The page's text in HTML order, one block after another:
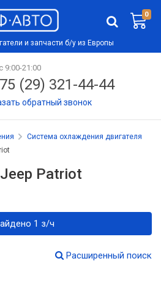
0
и запчасти б/у из Европы
9:00-21:00
(29) 321-44-44
обратный звонок
Система охлаждения двигателя
Patriot
Найдено 1 з/ч
Расширенный поиск